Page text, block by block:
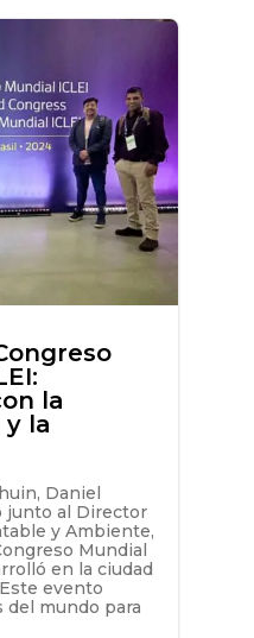
la
la
Daniel
junto al Director
y Ambiente,
Mundial
en la ciudad
evento
mundo para